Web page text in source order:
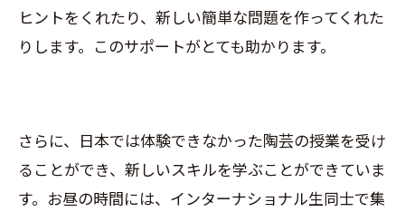
ヒントをくれたり、新しい簡単な問題を作ってくれた
りします。このサポートがとても助かります。
さらに、日本では体験できなかった陶芸の授業を受け
ることができ、新しいスキルを学ぶことができていま
す。お昼の時間には、インターナショナル生同士で集